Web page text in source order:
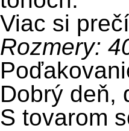
Viac si
Rozmery:
Dobrý deň,
S tovarom